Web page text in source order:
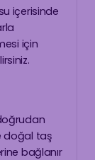
içerisinde
için
doğal taş
bağlanır